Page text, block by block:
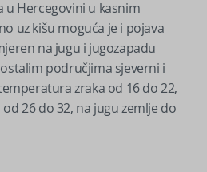
u Hercegovini u kasnim
uz kišu moguća je i pojava
na jugu i jugozapadu
područjima sjeverni i
zraka od 16 do 22,
26 do 32, na jugu zemlje do